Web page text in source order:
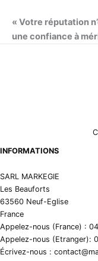
« Votre réputation
une confiance à
INFORMATIONS
SARL MARKEGIE
Les Beauforts
63560 Neuf-Eglise
France
Appelez-nous (France) :
Appelez-nous (Etranger):
Écrivez-nous :